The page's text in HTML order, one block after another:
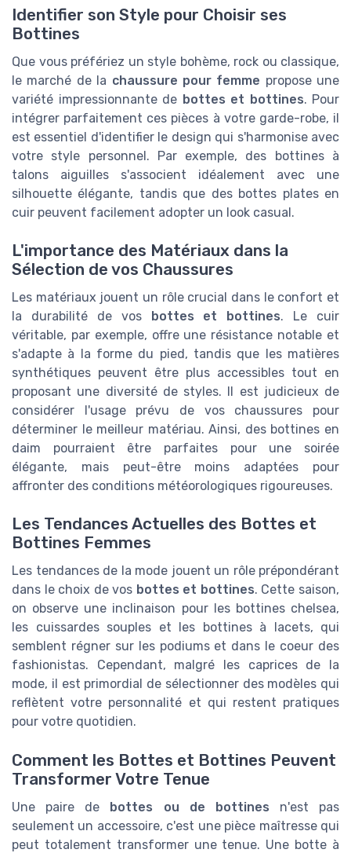
Identifier son Style pour Choisir ses
Bottines
Que vous préfériez un style bohème, rock ou classique,
le marché de la chaussure pour femme propose une
variété impressionnante de bottes et bottines. Pour
intégrer parfaitement ces pièces à votre garde-robe, il
est essentiel d'identifier le design qui s'harmonise avec
votre style personnel. Par exemple, des bottines à
talons aiguilles s'associent idéalement avec une
silhouette élégante, tandis que des bottes plates en
cuir peuvent facilement adopter un look casual.
L'importance des Matériaux dans la
Sélection de vos Chaussures
Les matériaux jouent un rôle crucial dans le confort et
la durabilité de vos bottes et bottines. Le cuir
véritable, par exemple, offre une résistance notable et
s'adapte à la forme du pied, tandis que les matières
synthétiques peuvent être plus accessibles tout en
proposant une diversité de styles. Il est judicieux de
considérer l'usage prévu de vos chaussures pour
déterminer le meilleur matériau. Ainsi, des bottines en
daim pourraient être parfaites pour une soirée
élégante, mais peut-être moins adaptées pour
affronter des conditions météorologiques rigoureuses.
Les Tendances Actuelles des Bottes et
Bottines Femmes
Les tendances de la mode jouent un rôle prépondérant
dans le choix de vos bottes et bottines. Cette saison,
on observe une inclinaison pour les bottines chelsea,
les cuissardes souples et les bottines à lacets, qui
semblent régner sur les podiums et dans le coeur des
fashionistas. Cependant, malgré les caprices de la
mode, il est primordial de sélectionner des modèles qui
reflètent votre personnalité et qui restent pratiques
pour votre quotidien.
Comment les Bottes et Bottines Peuvent
Transformer Votre Tenue
Une paire de bottes ou de bottines n'est pas
seulement un accessoire, c'est une pièce maîtresse qui
peut totalement transformer une tenue. Une botte à